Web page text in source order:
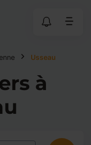
Usseau
à